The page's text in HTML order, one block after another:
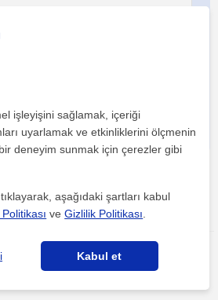
veya e-posta ile gönder
işleyişini sağlamak, içeriği
uyarlamak ve etkinliklerini ölçmenin
deneyim sunmak için çerezler gibi
aşağıdaki şartları kabul
veGizlilik Politikası
Kabul et